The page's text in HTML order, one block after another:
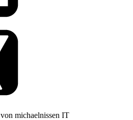
michaelnissen IT